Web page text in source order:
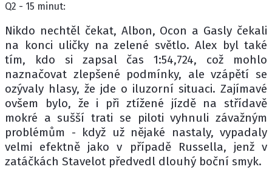
Q2 - 15 minut:
Nikdo nechtěl čekat, Albon, Ocon a Gasly čekali
na konci uličky na zelené světlo. Alex byl také
tím, kdo si zapsal čas 1:54,724, což mohlo
naznačovat zlepšené podmínky, ale vzápětí se
ozývaly hlasy, že jde o iluzorní situaci. Zajímavé
ovšem bylo, že i při ztížené jízdě na střídavě
mokré a sušší trati se piloti vyhnuli závažným
problémům - když už nějaké nastaly, vypadaly
velmi efektně jako v případě Russella, jenž v
zatáčkách Stavelot předvedl dlouhý boční smyk.